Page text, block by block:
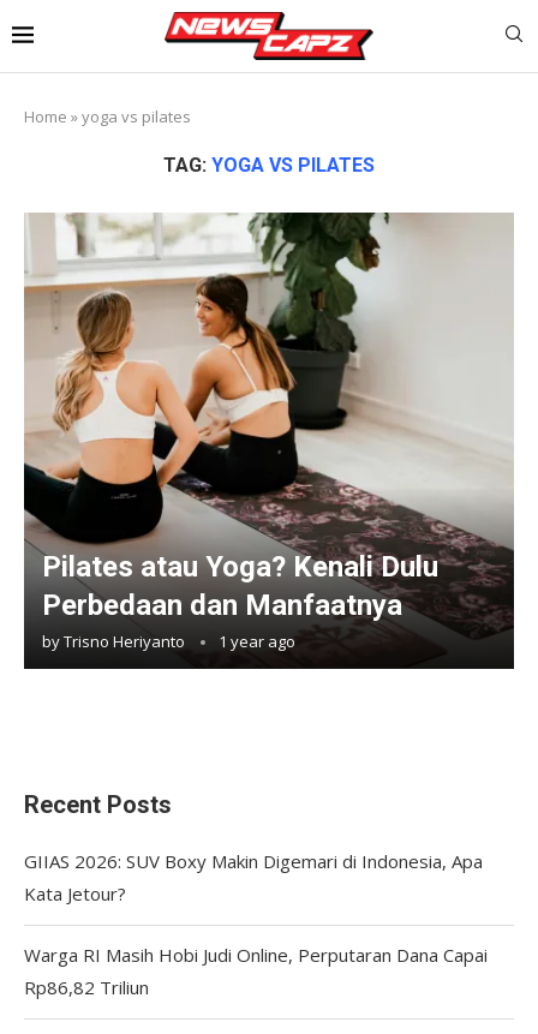
Home »yoga vs pilates
TAG: YOGA VS PILATES
Pilates atau Yoga? Kenali Dulu
Perbedaan dan Manfaatnya
byTrisno Heriyanto 1 year ago
Recent Posts
GIIAS 2026: SUV Boxy Makin Digemari di Indonesia, Apa
Kata Jetour?
Warga RI Masih Hobi Judi Online, Perputaran Dana Capai
Rp86,82 Triliun